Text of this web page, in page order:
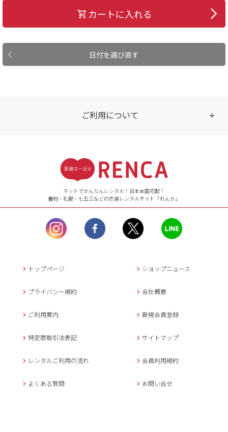
日付を選び直す
カートに入れる
ご利用について
【ご注文（インターネット）】
24時間年中無休
【お問い合わせ窓口（メー
ル）】10:00~17:00
土曜日、日曜日、臨
時休業日を除く。
営業時間外にいただ
返信させていただきま
年末年始、大型連休
メールでのお問い合わせ
ネットでかんたんレンタル！日本全国宅配！
着物・礼服・七五三などの衣装レンタルサイト「れんか」
トップページ ショップニュース
プライバシー規約 会社概要
ご利用案内 新規会員登録
特定商取引法表記 サイトマップ
レンタルご利用の流れ 会員利用規約
よくある質問 お問い合せ